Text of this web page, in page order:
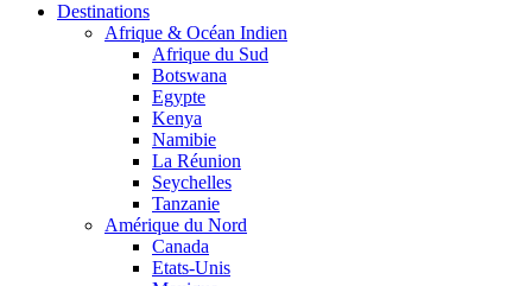
Destinations
Afrique & Océan Indien
Afrique du Sud
Botswana
Egypte
Kenya
Namibie
La Réunion
Seychelles
Tanzanie
Amérique du Nord
Canada
Etats-Unis